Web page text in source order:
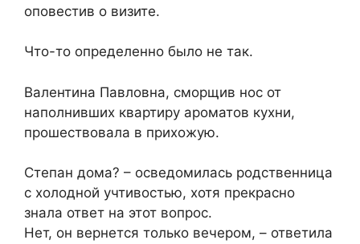
оповестив о визите.
Что-то определенно было не так.
Валентина Павловна, сморщив нос от
наполнивших квартиру ароматов кухни,
прошествовала в прихожую.
Степан дома? – осведомилась родственница
с холодной учтивостью, хотя прекрасно
знала ответ на этот вопрос.
Нет, он вернется только вечером, – ответила